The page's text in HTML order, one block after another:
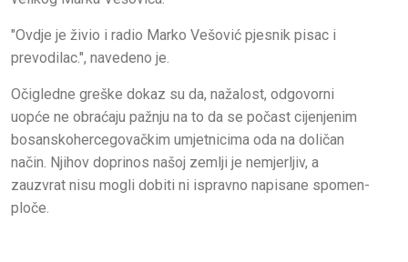
"Ovdje je živio i radio Marko Vešović pjesnik pisac i
prevodilac.", navedeno je.
Očigledne greške dokaz su da, nažalost, odgovorni
uopće ne obraćaju pažnju na to da se počast cijenjenim
bosanskohercegovačkim umjetnicima oda na doličan
način. Njihov doprinos našoj zemlji je nemjerljiv, a
zauzvrat nisu mogli dobiti ni ispravno napisane spomen-
ploče.